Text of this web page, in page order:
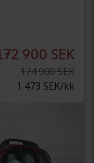
900 SEK
174 900 SEK
1 473 SEK/kk